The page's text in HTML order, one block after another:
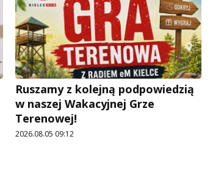
Ruszamy z kolejną podpowiedzią
w naszej Wakacyjnej Grze
Terenowej!
2026.08.05 09:12